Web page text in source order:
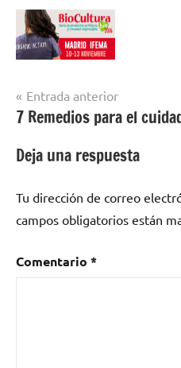
Navegación
de
entradas
Entrada anterior
7 Remedios para el
Deja una respuesta
Tu dirección de correo
campos obligatorios están
Comentario *